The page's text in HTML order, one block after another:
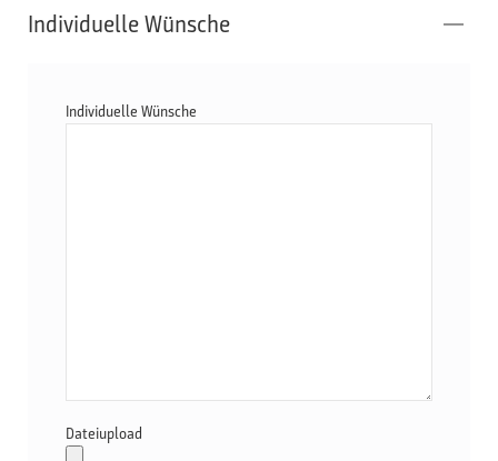
Individuelle Wünsche
Individuelle Wünsche
Dateiupload